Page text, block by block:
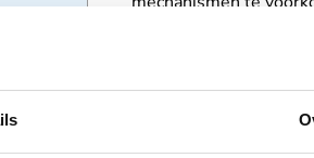
– Speciaal gehard
bestand is tegen
tot maximaal 600 mm
–